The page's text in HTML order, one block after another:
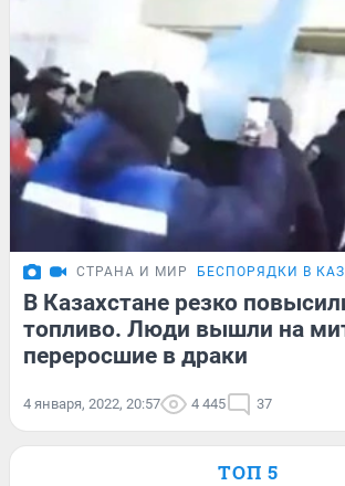
СТРАНА И МИР БЕСПОРЯДКИ В
В Казахстане резко
топливо. Люди вышли на
переросшие в драки
4 января, 2022, 20:57 4 445 37
ТОП 5